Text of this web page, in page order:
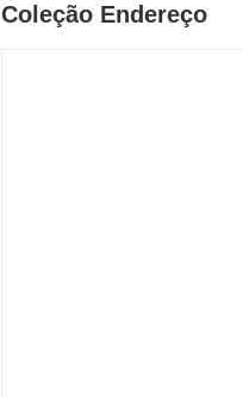
Coleção Endereço